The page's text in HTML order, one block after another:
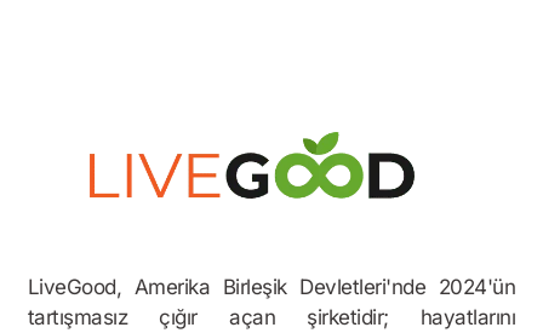
LiveGood, Amerika Birleşik Devletleri'nde 2024'ün
tartışmasız çığır açan şirketidir; hayatlarını